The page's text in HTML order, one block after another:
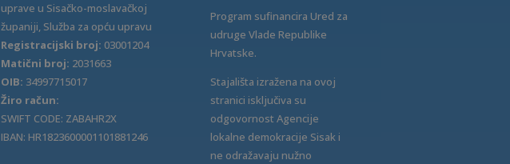
uprave u Sisačko-moslavačkoj
županiji, Služba za opću upravu
Registracijski broj: 03001204
Matični broj: 2031663
OIB: 34997715017
Žiro račun:
SWIFT CODE: ZABAHR2X
IBAN: HR1823600001101881246
Program sufinancira Ured za
udruge Vlade Republike
Hrvatske.
Stajališta izražena na ovoj
stranici isključiva su
odgovornost Agencije
lokalne demokracije Sisak i
ne odražavaju nužno